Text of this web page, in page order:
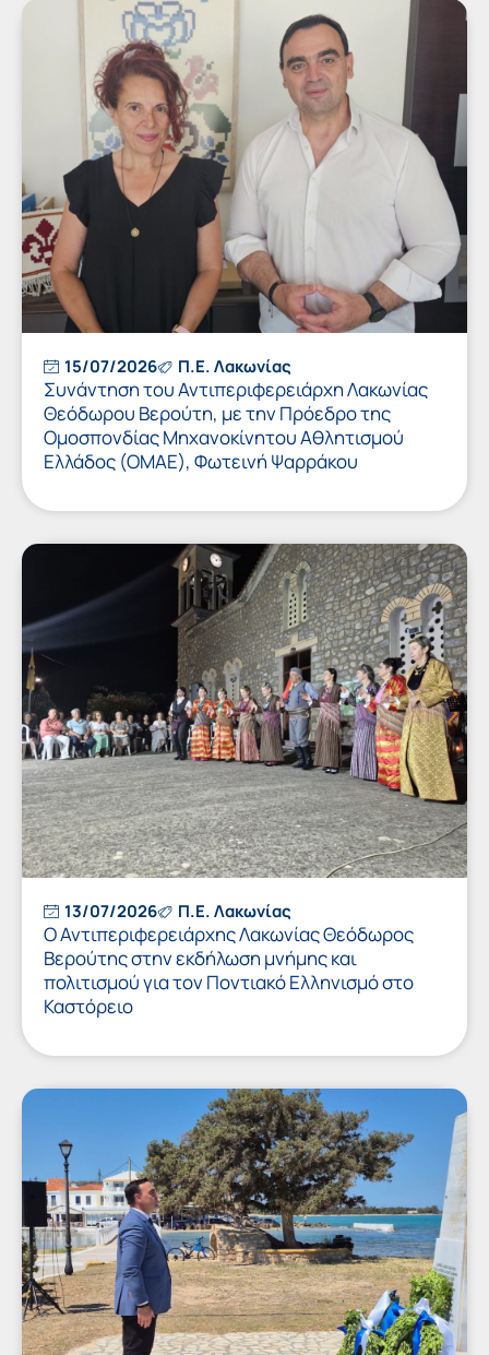
15/07/2026 Π.Ε. Λακωνίας
Συνάντηση του Αντιπεριφερειάρχη Λακωνίας
Θεόδωρου Βερούτη, με την Πρόεδρο της
Ομοσπονδίας Μηχανοκίνητου Αθλητισμού
Ελλάδος (ΟΜΑΕ), Φωτεινή Ψαρράκου
13/07/2026 Π.Ε. Λακωνίας
Ο Αντιπεριφερειάρχης Λακωνίας Θεόδωρος
Βερούτης στην εκδήλωση μνήμης και
πολιτισμού για τον Ποντιακό Ελληνισμό στο
Καστόρειο